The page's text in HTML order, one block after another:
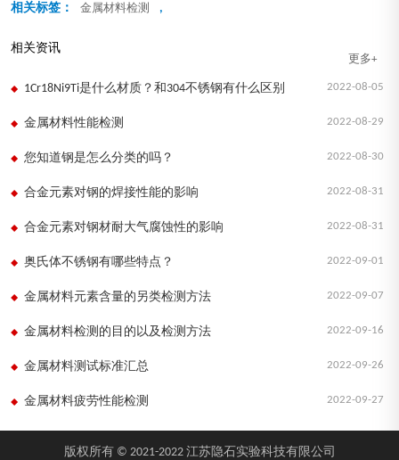
相关标签： 金属材料检测 ,
相关资讯
更多+
2022-08-05
1Cr18Ni9Ti是什么材质？和304不锈钢有什么区别
2022-08-29
金属材料性能检测
2022-08-30
您知道钢是怎么分类的吗？
2022-08-31
合金元素对钢的焊接性能的影响
2022-08-31
合金元素对钢材耐大气腐蚀性的影响
2022-09-01
奥氏体不锈钢有哪些特点？
2022-09-07
金属材料元素含量的另类检测方法
2022-09-16
金属材料检测的目的以及检测方法
2022-09-26
金属材料测试标准汇总
2022-09-27
金属材料疲劳性能检测
版权所有 © 2021-2022 江苏隐石实验科技有限公司